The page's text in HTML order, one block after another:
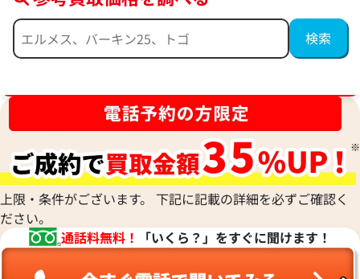
ルイ・ヴィトン モノグラムマカサー ポル
トドキュマンジュールNM ブリーフケース
M54019
参考買取価格
71,000円
2026年3月3日時点
ルイ・ヴィトン
トドキュマンヴ
ース Ｍ40225
参考買取価格
48,000円
2026年2月17日時
上限・条件がございます。 下記に記載の詳細を必ずご確認く
ださい。
通話料無料！
「いくら？」をすぐに聞けます！